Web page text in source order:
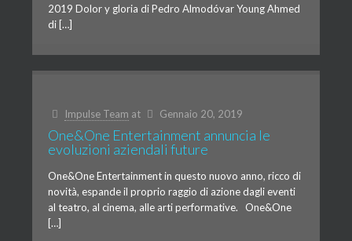
2019 Dolor y gloria di Pedro Almodóvar Young Ahmed
di […]
Impulse Team at Gennaio 20, 2019
One&One Entertainment annuncia le
evoluzioni aziendali future
One&One Entertainment in questo nuovo anno, ricco di
novità, espande il proprio raggio di azione dagli eventi
al teatro, al cinema, alle arti performative. One&One
[…]